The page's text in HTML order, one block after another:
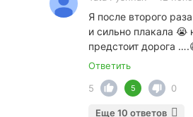
Я после второго
и сильно плакала
предстоит дорога
Ответить
5
5 0
Еще 10 ответов